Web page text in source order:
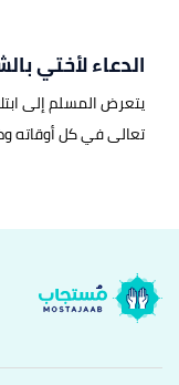
الدعاء لأختي
يتعرض المسلم إلى
تعالى في كل أوقاته